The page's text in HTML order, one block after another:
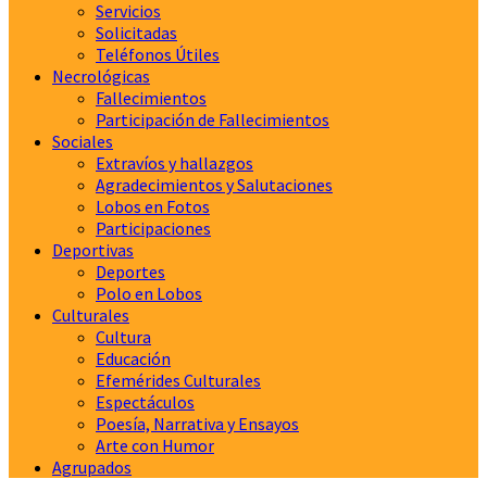
Servicios
Solicitadas
Teléfonos Útiles
Necrológicas
Fallecimientos
Participación de Fallecimientos
Sociales
Extravíos y hallazgos
Agradecimientos y Salutaciones
Lobos en Fotos
Participaciones
Deportivas
Deportes
Polo en Lobos
Culturales
Cultura
Educación
Efemérides Culturales
Espectáculos
Poesía, Narrativa y Ensayos
Arte con Humor
Agrupados